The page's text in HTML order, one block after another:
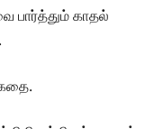
பார்த்தும் காதல்